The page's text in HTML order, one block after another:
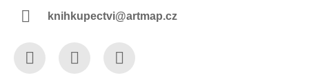
knihkupectvi@artmap.cz